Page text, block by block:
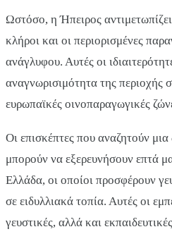
Ωστόσο, η Ήπειρος
κλήροι και οι περιορισμένες
ανάγλυφου. Αυτές οι
αναγνωρισιμότητα της περιοχής
ευρωπαϊκές οινοπαραγωγικές
Οι επισκέπτες που αναζητούν
μπορούν να εξερευνήσουν επτά
Ελλάδα, οι οποίοι προσφέρουν
σε ειδυλλιακά τοπία. Αυτές οι
γευστικές, αλλά και